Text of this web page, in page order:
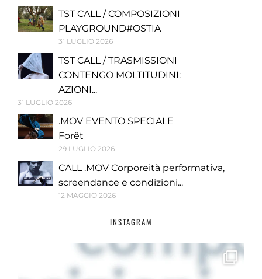
TST CALL / COMPOSIZIONI
PLAYGROUND#OSTIA
31 LUGLIO 2026
TST CALL / TRASMISSIONI
CONTENGO MOLTITUDINI:
AZIONI...
31 LUGLIO 2026
.MOV EVENTO SPECIALE
Forêt
29 LUGLIO 2026
CALL .MOV Corporeità performativa,
screendance e condizioni...
12 MAGGIO 2026
INSTAGRAM